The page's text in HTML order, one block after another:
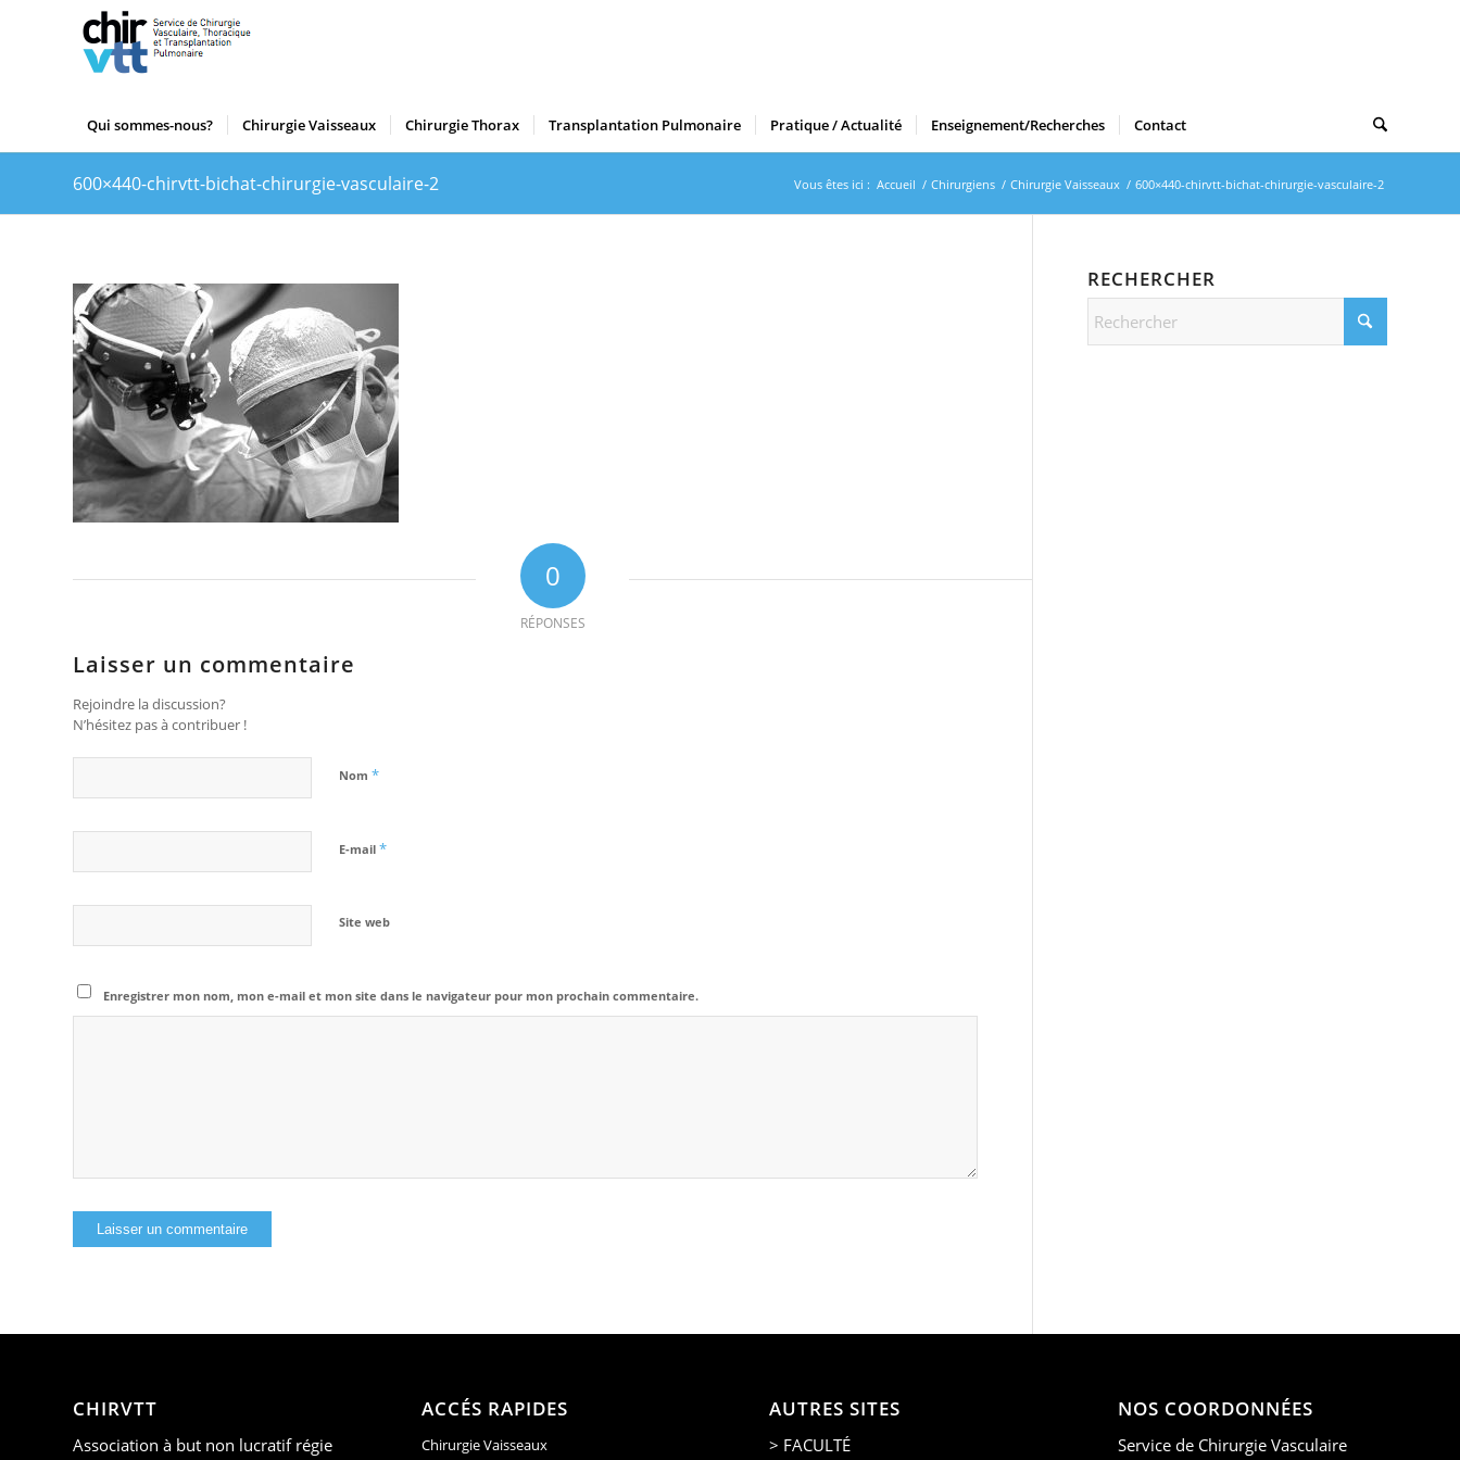
Qui sommes-nous? Chirurgie Vaisseaux Chirurgie Thorax Transplantation Pulmonaire Pratique / Actualité Enseignement/Recherches Contact
600×440-chirvtt-bichat-chirurgie-vasculaire-2 Vous êtes ici : Accueil / Chirurgiens / Chirurgie Vaisseaux / 600×440-chirvtt-bichat-chirurgie-vasculaire-2
0
RÉPONSES
Laisser un commentaire
Rejoindre la discussion?
N’hésitez pas à contribuer !
Nom *
E-mail *
Site web
Enregistrer mon nom, mon e-mail et mon site dans le navigateur pour mon prochain commentaire.
RECHERCHER
CHIRVTT
Association à but non lucratif régie
ACCÉS RAPIDES
Chirurgie Vaisseaux
AUTRES SITES
> FACULTÉ
NOS COORDONNÉES
Service de Chirurgie Vasculaire